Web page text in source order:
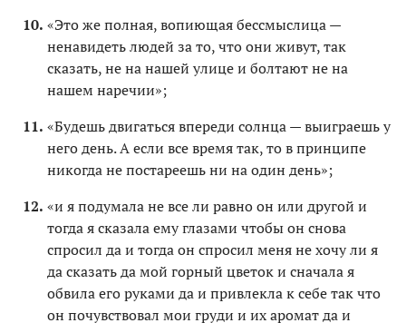
«Это же полная, вопиющая бессмыслица —
ненавидеть людей за то, что они живут, так
сказать, не на нашей улице и болтают не на
нашем наречии»;
«Будешь двигаться впереди солнца — выиграешь у
него день. А если все время так, то в принципе
никогда не постареешь ни на один день»;
«и я подумала не все ли равно он или другой и
тогда я сказала ему глазами чтобы он снова
спросил да и тогда он спросил меня не хочу ли я
да сказать да мой горный цветок и сначала я
обвила его руками да и привлекла к себе так что
он почувствовал мои груди и их аромат да и